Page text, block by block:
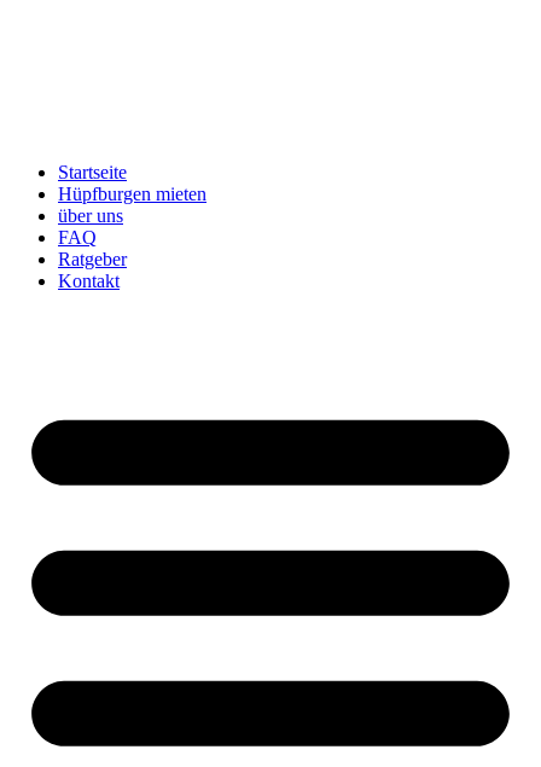
Startseite
Hüpfburgen mieten
über uns
FAQ
Ratgeber
Kontakt